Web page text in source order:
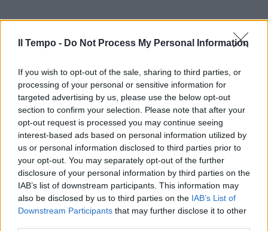
Il Tempo - Do Not Process My Personal Information
If you wish to opt-out of the sale, sharing to third parties, or
processing of your personal or sensitive information for
targeted advertising by us, please use the below opt-out
section to confirm your selection. Please note that after your
opt-out request is processed you may continue seeing
interest-based ads based on personal information utilized by
us or personal information disclosed to third parties prior to
your opt-out. You may separately opt-out of the further
disclosure of your personal information by third parties on the
IAB’s list of downstream participants. This information may
also be disclosed by us to third parties on the IAB’s List of
Downstream Participants that may further disclose it to other